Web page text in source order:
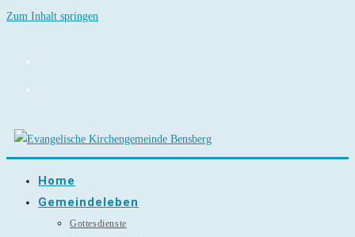
Zum Inhalt springen
Home
Gemeindeleben
Gottesdienste